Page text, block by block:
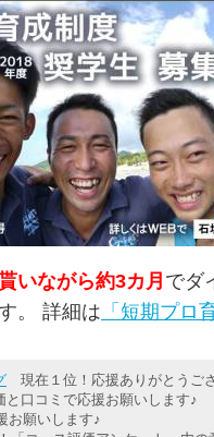
いながら約3カ月 でダ
。 詳細は 「短期プロ
現在１位！応援ありがとうご
口コミで応援お願いします♪
お願いします♪